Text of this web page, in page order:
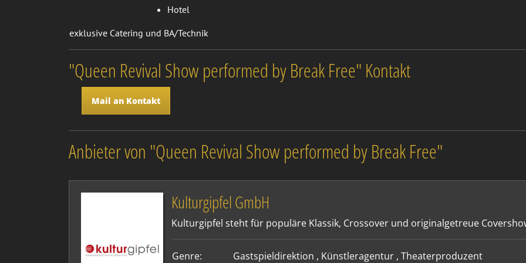
Hotel
exklusive Catering und BA/Technik
"Queen Revival Show performed by Break Free" Kontakt
Mail an Kontakt
Anbieter von "Queen Revival Show performed by Break Free"
Kulturgipfel GmbH
Kulturgipfel steht für populäre Klassik, Crossover und originalgetreue
Genre: Gastspieldirektion , Künstleragentur , Theaterproduzent